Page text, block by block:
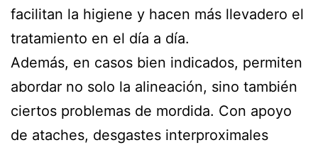
facilitan la higiene y hacen más llevadero el
tratamiento en el día a día.
Además, en casos bien indicados, permiten
abordar no solo la alineación, sino también
ciertos problemas de mordida. Con apoyo
de ataches, desgastes interproximales